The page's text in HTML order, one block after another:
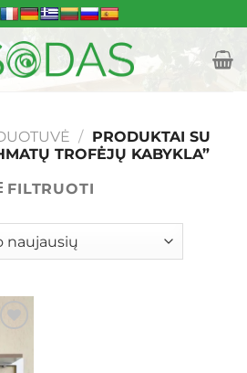
/ PRODUKTAI SU
TROFĖJŲ KABYKLA”
FILTRUOTI